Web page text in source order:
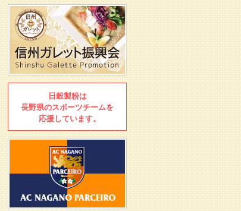
日穀製粉は
長野県のスポーツチームを
応援しています。